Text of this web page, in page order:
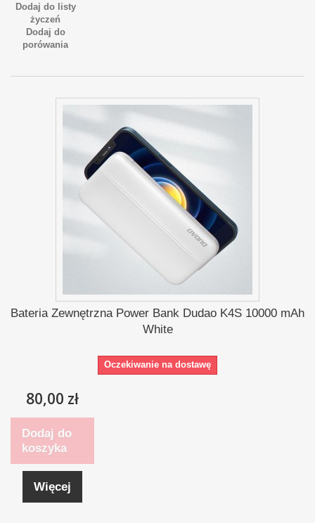
Dodaj do listy
życzeń
Dodaj do
porówania
Bateria Zewnętrzna Power Bank Dudao K4S 10000 mAh
White
Oczekiwanie na dostawę
80,00 zł
Dodaj do
koszyka
Więcej